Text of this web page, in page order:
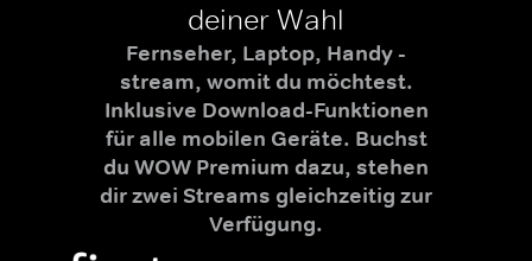
deiner Wahl
Fernseher, Laptop, Handy -
stream, womit du möchtest.
Inklusive Download-Funktionen
für alle mobilen Geräte. Buchst
du WOW Premium dazu, stehen
dir zwei Streams gleichzeitig zur
Verfügung.